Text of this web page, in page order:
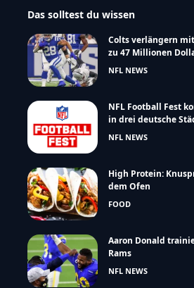
Das solltest du wissen
Colts verlängern
zu 47 Millionen
NFL NEWS
NFL Football Fest
in drei deutsche
NFL NEWS
High Protein:
dem Ofen
FOOD
Aaron Donald
Rams
NFL NEWS